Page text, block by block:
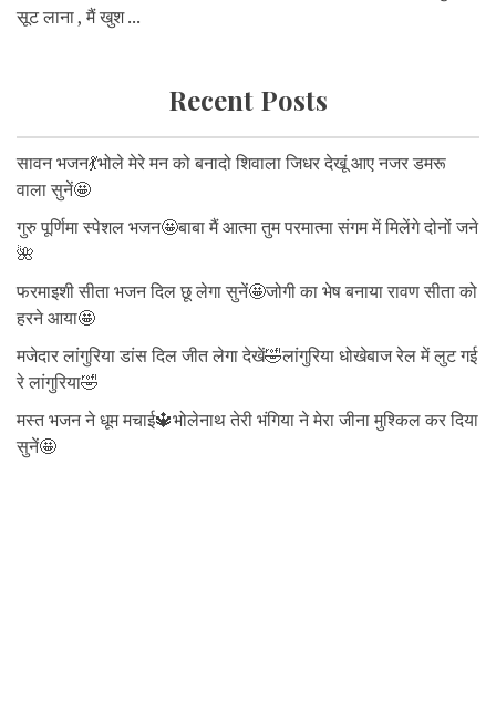
सूट लाना , मैं खुश ...
Recent Posts
सावन भजन💃भोले मेरे मन को बनादो शिवाला जिधर देखूं आए नजर डमरू
वाला सुनें🤩
गुरु पूर्णिमा स्पेशल भजन🤩बाबा मैं आत्मा तुम परमात्मा संगम में मिलेंगे दोनों जने
🌺
फरमाइशी सीता भजन दिल छू लेगा सुनें🤩जोगी का भेष बनाया रावण सीता को
हरने आया🤩
मजेदार लांगुरिया डांस दिल जीत लेगा देखें🤣लांगुरिया धोखेबाज रेल में लुट गई
रे लांगुरिया🤣
मस्त भजन ने धूम मचाई🔱भोलेनाथ तेरी भंगिया ने मेरा जीना मुश्किल कर दिया
सुनें🤩